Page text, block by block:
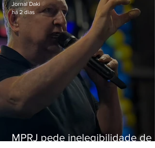
MPRJ pede inelegibilidade de
Jornal Daki
há 2 dias